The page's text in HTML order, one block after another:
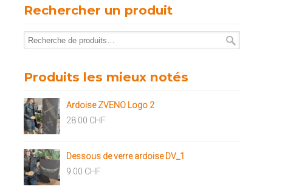
Rechercher un produit
Produits les mieux notés
Ardoise ZVENO Logo 2
28.00 CHF
Dessous de verre ardoise DV_1
9.00 CHF